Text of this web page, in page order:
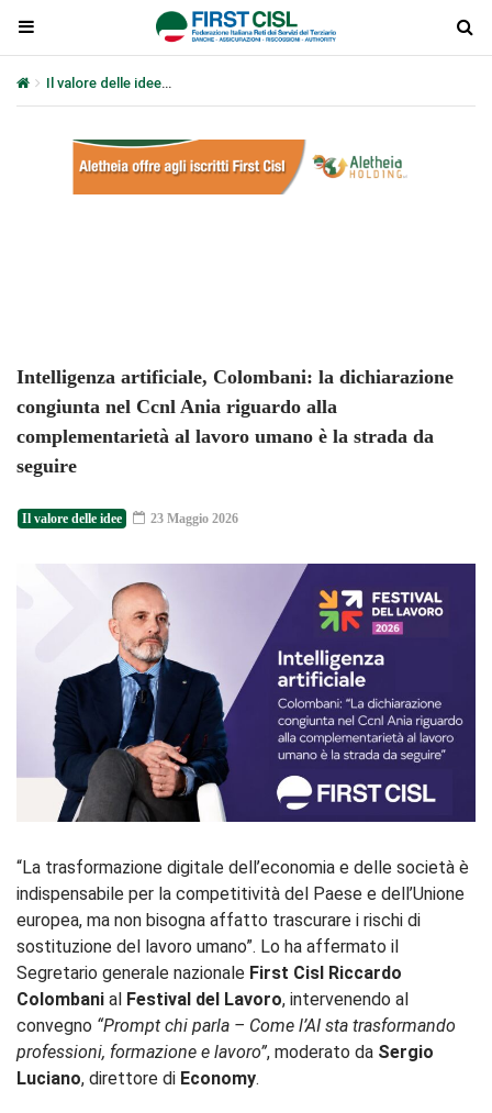
Il valore delle idee
Intelligenza artificiale, Colombani: la dichiarazione
congiunta nel Ccnl Ania riguardo alla
complementarietà al lavoro umano è la strada da
seguire
Il valore delle idee 23 Maggio 2026
“La trasformazione digitale dell’economia e delle società è
indispensabile per la competitività del Paese e dell’Unione
europea, ma non bisogna affatto trascurare i rischi di
sostituzione del lavoro umano”. Lo ha affermato il
Segretario generale nazionale First Cisl Riccardo
Colombani al Festival del Lavoro, intervenendo al
convegno “Prompt chi parla – Come l’AI sta trasformando
professioni, formazione e lavoro”, moderato da Sergio
Luciano, direttore di Economy.